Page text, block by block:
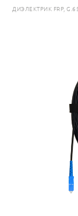
ДИЭЛЕКТРИК FRP,